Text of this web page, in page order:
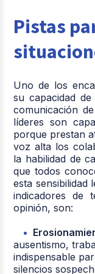
Pistas
Uno de los
su capacidad
comunicación
líderes son
porque prestan
voz alta los
la habilidad de
que todos
esta sensibilidad
indicadores de
opinión, son:
ausentismo,
indispensable
silencios